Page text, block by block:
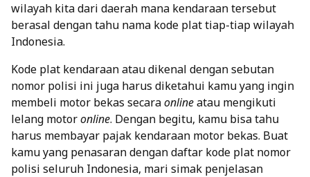
wilayah kita dari daerah mana kendaraan tersebut
berasal dengan tahu nama kode plat tiap-tiap wilayah
Indonesia.
Kode plat kendaraan atau dikenal dengan sebutan
nomor polisi ini juga harus diketahui kamu yang ingin
membeli motor bekas secaraonlineatau mengikuti
lelang motoronline. Dengan begitu, kamu bisa tahu
harus membayar pajak kendaraan motor bekas. Buat
kamu yang penasaran dengan daftar kode plat nomor
polisi seluruh Indonesia, mari simak penjelasan